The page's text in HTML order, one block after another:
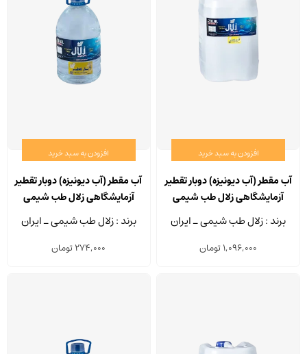
افزودن به سبد خرید
آب مقطر (آب دیونیزه) دوبار تقطیر
آزمایشگاهی زلال طب شیمی
حجم 20 لیتر
برند : زلال طب شیمی ـ ایران
1,096,000تومان
افزودن به سبد خرید
آب مقطر (آب دیونیزه) دوبار تقطیر
آزمایشگاهی زلال طب شیمی
حجم 5 لیتر
برند : زلال طب شیمی ـ ایران
274,000تومان